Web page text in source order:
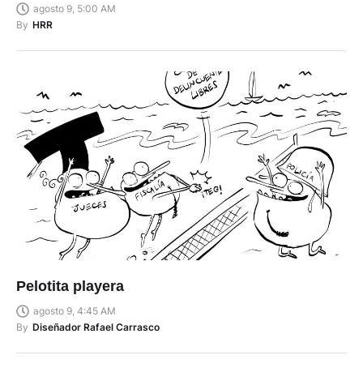
agosto 9, 5:00 AM
By HRR
Pelotita playera
agosto 9, 4:45 AM
By Diseñador Rafael Carrasco